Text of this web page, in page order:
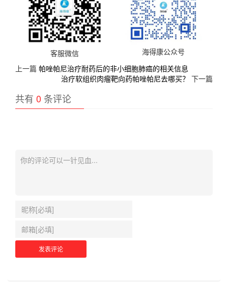
客服微信
海得康公众号
上一篇 帕唑帕尼治疗耐药后的非小细胞肺癌的相关信息
治疗软组织肉瘤靶向药帕唑帕尼去哪买？ 下一篇
共有 0 条评论